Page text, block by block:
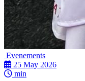
Evenements
25 May 2026
min